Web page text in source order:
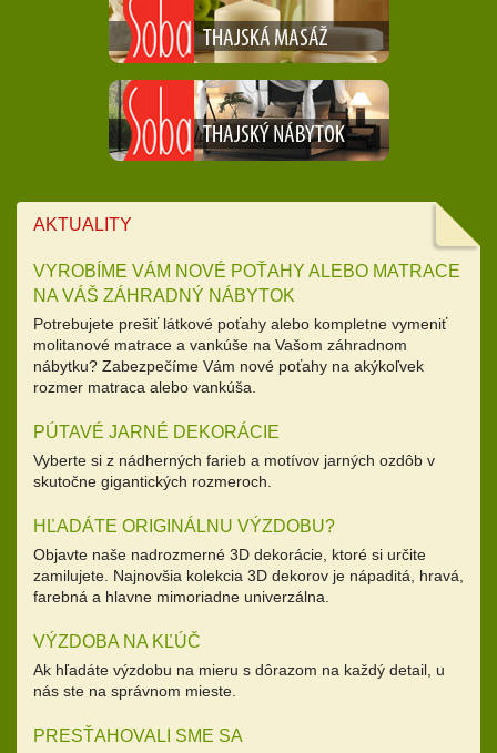
AKTUALITY
VYROBÍME VÁM NOVÉ POŤAHY ALEBO MATRACE
NA VÁŠ ZÁHRADNÝ NÁBYTOK
Potrebujete prešiť látkové poťahy alebo kompletne vymeniť
molitanové matrace a vankúše na Vašom záhradnom
nábytku? Zabezpečíme Vám nové poťahy na akýkoľvek
rozmer matraca alebo vankúša.
PÚTAVÉ JARNÉ DEKORÁCIE
Vyberte si z nádherných farieb a motívov jarných ozdôb v
skutočne gigantických rozmeroch.
HĽADÁTE ORIGINÁLNU VÝZDOBU?
Objavte naše nadrozmerné 3D dekorácie, ktoré si určite
zamilujete. Najnovšia kolekcia 3D dekorov je nápaditá, hravá,
farebná a hlavne mimoriadne univerzálna.
VÝZDOBA NA KĽÚČ
Ak hľadáte výzdobu na mieru s dôrazom na každý detail, u
nás ste na správnom mieste.
PRESŤAHOVALI SME SA